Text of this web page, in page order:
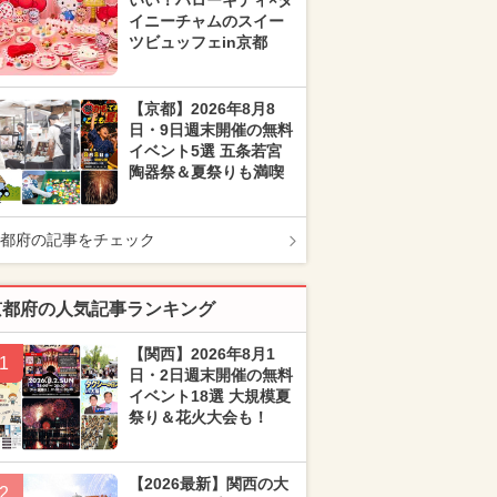
イニーチャムのスイー
ツビュッフェin京都
【京都】2026年8月8
日・9日週末開催の無料
イベント5選 五条若宮
陶器祭＆夏祭りも満喫
府の記事をチェック
府の人気記事ランキング
1
【関西】2026年8月1
日・2日週末開催の無料
イベント18選 大規模夏
祭り＆花火大会も！
2
【2026最新】関西の大